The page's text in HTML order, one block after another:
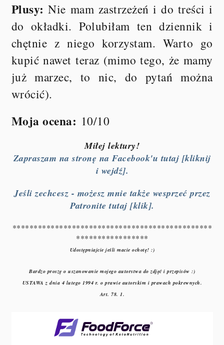
Plusy:Nie mam zastrzeżeń i do treści i
do okładki. Polubiłam ten dziennik i
chętnie z niego korzystam. Warto go
kupić nawet teraz (mimo tego, że mamy
już marzec, to nic, do pytań można
wrócić).
Moja ocena: 10/10
Miłej lektury!
Zapraszam na stronę na Facebook'u tutaj [kliknij
i wejdź].
Jeśli zechcesz - możesz mnie także wesprzeć przez
Patronite tutaj [klik].
***********************************************
*****************
Udostępniajcie jeśli macie ochotę! :)
Bardzo proszę o uszanowanie mojego autorstwa do zdjęć i przepisów :)
USTAWA z dnia 4 lutego 1994 r. o prawie autorskim i prawach pokrewnych.
Art. 78. 1.